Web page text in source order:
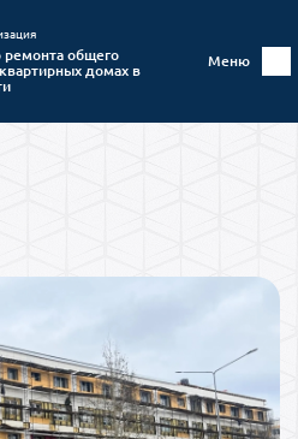
ремонта общего
домах в
Меню